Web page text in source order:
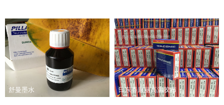
舒曼墨水 日东泰康丽高温胶布